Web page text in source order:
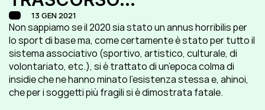
13 GEN 2021
Non sappiamo se il 2020 sia stato un annus horribilis per
lo sport di base ma, come certamente è stato per tutto il
sistema associativo (sportivo, artistico, culturale, di
volontariato, etc.), si è trattato di un’epoca colma di
insidie che ne hanno minato l’esistenza stessa e, ahinoi,
che per i soggetti più fragili si è dimostrata fatale.